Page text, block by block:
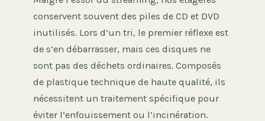
conservent souvent des piles de CD et DVD
inutilisés. Lors d’un tri, le premier réflexe est
de s’en débarrasser, mais ces disques ne
sont pas des déchets ordinaires. Composés
de plastique technique de haute qualité, ils
nécessitent un traitement spécifique pour
éviter l’enfouissement ou l’incinération.